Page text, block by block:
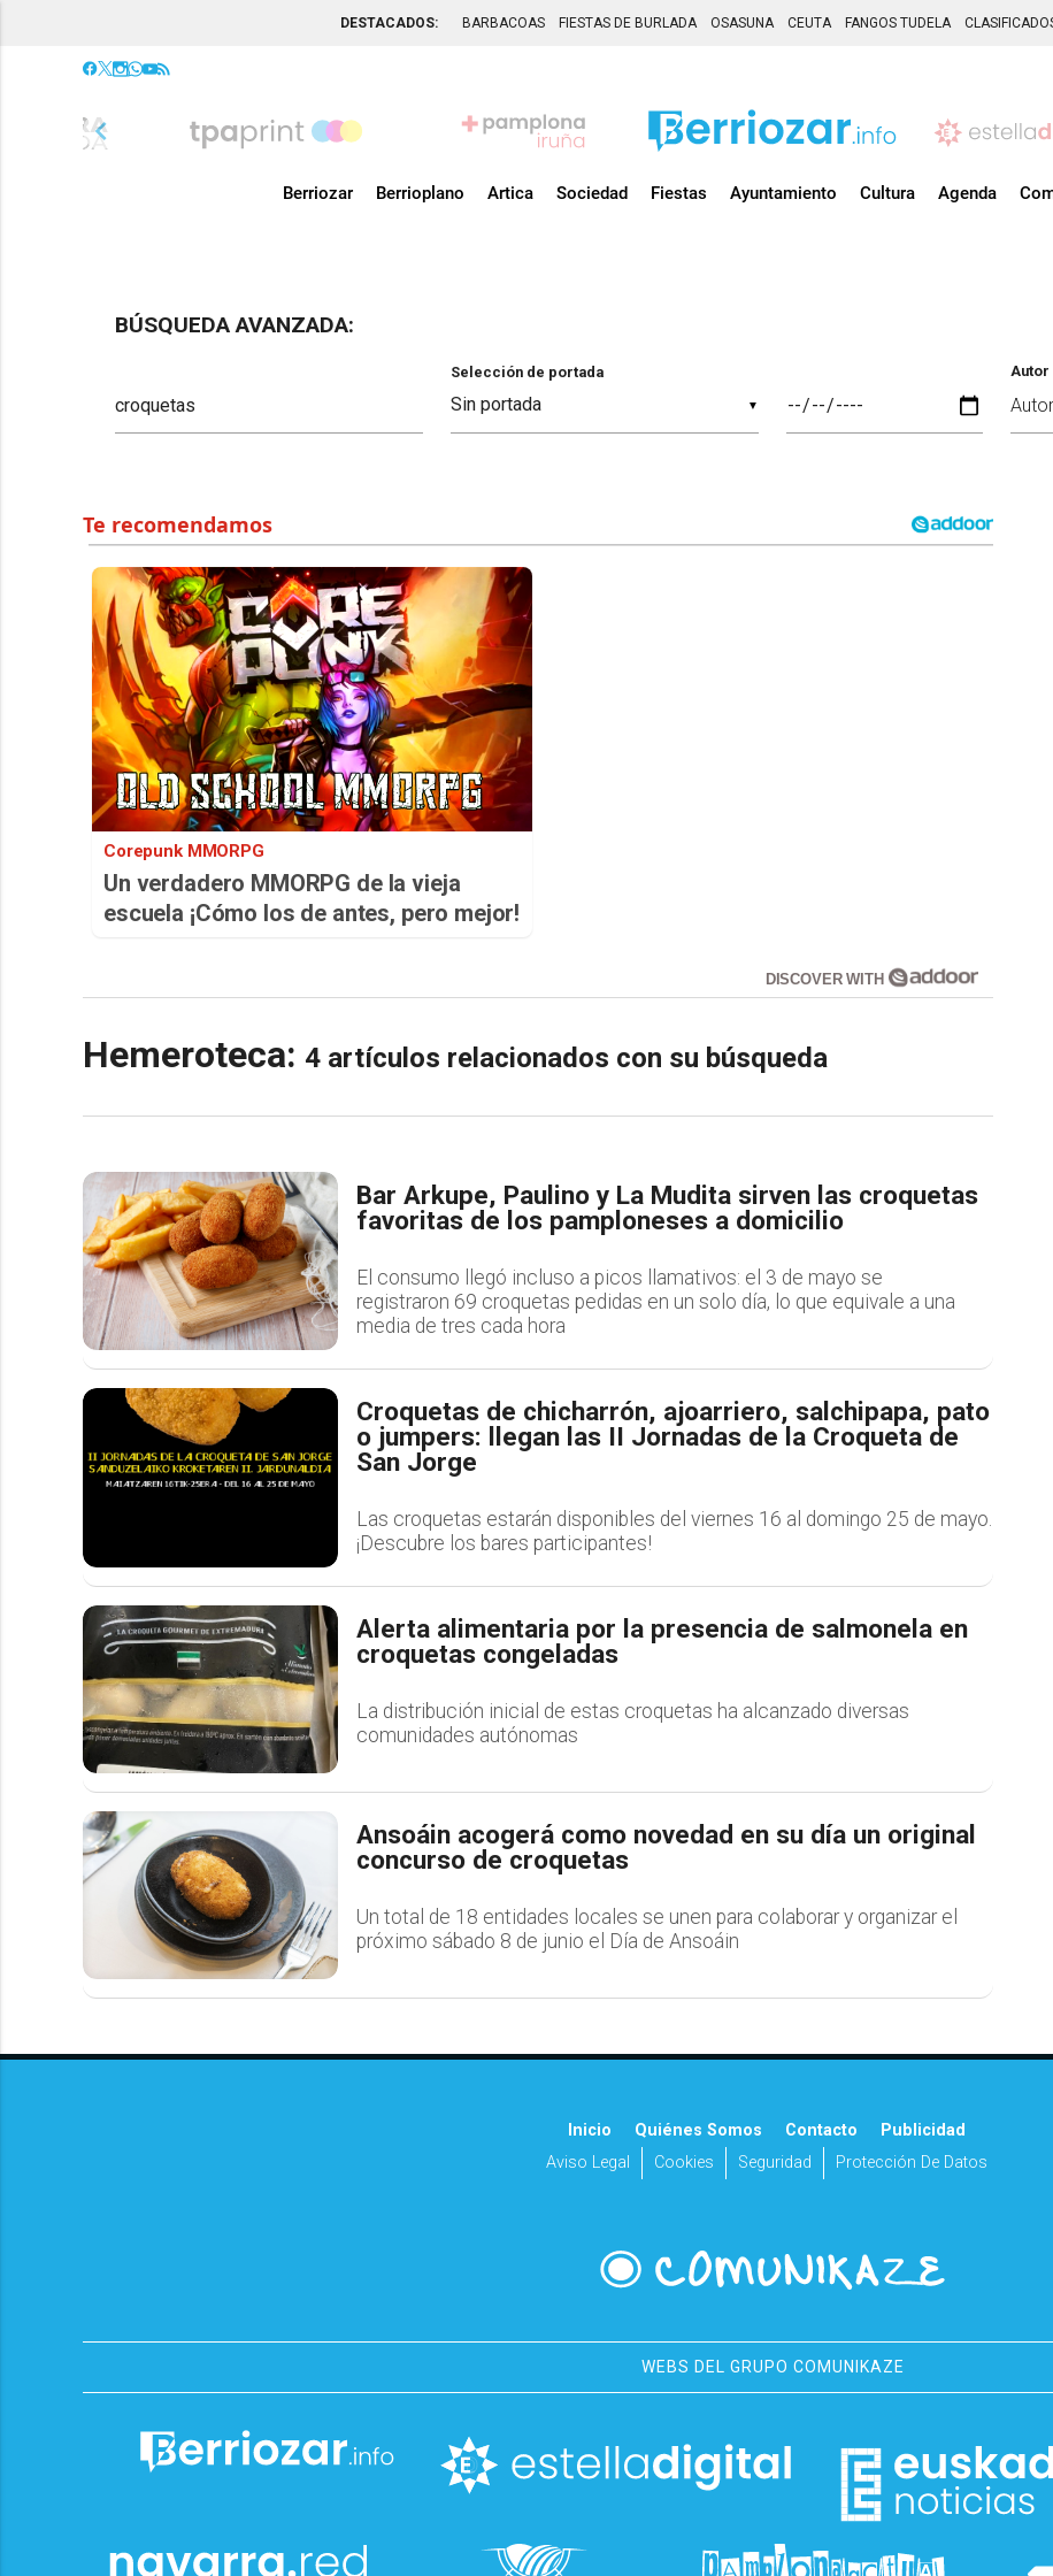
DESTACADOS: BARBACOAS FIESTAS DE BURLADA OSASUNA CEUTA FANGOS TUDELA
chevron_left
Berriozar Berrioplano Artica Sociedad Fiestas Ayuntamiento Cultura Agenda
BÚSQUEDA AVANZADA:
▼
Selección de portada Autor
Corepunk MMORPG
Un verdadero MMORPG de la vieja
escuela ¡Cómo los de antes, pero mejor!
DISCOVER WITH
Hemeroteca: 4 artículos relacionados con su búsqueda
Bar Arkupe, Paulino y La Mudita sirven las croquetas
favoritas de los pamploneses a domicilio
El consumo llegó incluso a picos llamativos: el 3 de mayo se
registraron 69 croquetas pedidas en un solo día, lo que equivale a una
media de tres cada hora
Croquetas de chicharrón, ajoarriero, salchipapa, pato
o jumpers: llegan las II Jornadas de la Croqueta de
San Jorge
Las croquetas estarán disponibles del viernes 16 al domingo 25 de mayo.
¡Descubre los bares participantes!
Alerta alimentaria por la presencia de salmonela en
croquetas congeladas
La distribución inicial de estas croquetas ha alcanzado diversas
comunidades autónomas
Ansoáin acogerá como novedad en su día un original
concurso de croquetas
Un total de 18 entidades locales se unen para colaborar y organizar el
próximo sábado 8 de junio el Día de Ansoáin
Inicio Quiénes Somos Contacto
Publicidad
Aviso Legal
Cookies Seguridad Protección De Datos
WEBS DEL GRUPO COMUNIKAZE